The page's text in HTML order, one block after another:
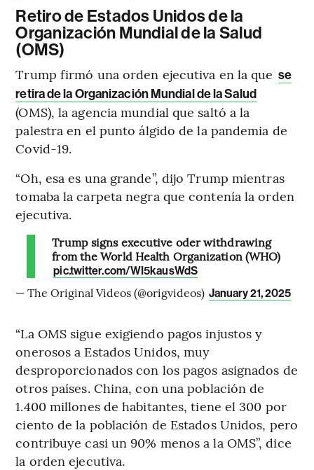
Retiro de Estados Unidos de la
Organización Mundial de la Salud
(OMS)
Trump firmó una orden ejecutiva en la que se
retira de la Organización Mundial de la Salud
(OMS), la agencia mundial que saltó a la
palestra en el punto álgido de la pandemia de
Covid-19.
“Oh, esa es una grande”, dijo Trump mientras
tomaba la carpeta negra que contenía la orden
ejecutiva.
Trump signs executive oder withdrawing
from the World Health Organization (WHO)
pic.twitter.com/WI5kausWdS
— The Original Videos (@origvideos) January 21, 2025
“La OMS sigue exigiendo pagos injustos y
onerosos a Estados Unidos, muy
desproporcionados con los pagos asignados de
otros países. China, con una población de
1.400 millones de habitantes, tiene el 300 por
ciento de la población de Estados Unidos, pero
contribuye casi un 90% menos a la OMS”, dice
la orden ejecutiva.